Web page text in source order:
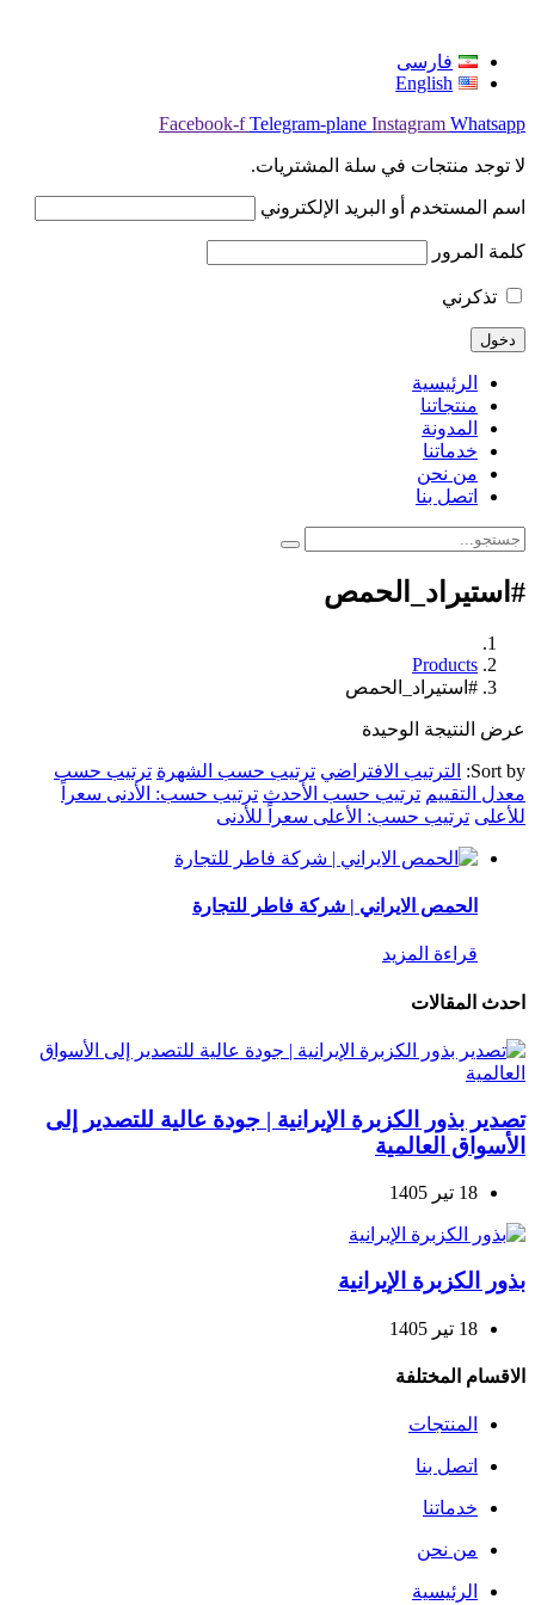
فارسی
English
Facebook-f Telegram-plane Instagram Whatsapp
لا توجد منتجات في سلة المشتريات.
اسم المستخدم أو البريد الإلكتروني
كلمة المرور
تذكرني
الرئيسية
منتجاتنا
المدونة
خدماتنا
من نحن
اتصل بنا
#استيراد_الحمص
Products
#استيراد_الحمص
عرض النتيجة الوحيدة
Sort by: الترتيب الافتراضي ترتيب حسب الشهرة ترتيب حسب
معدل التقييم ترتيب حسب الأحدث ترتيب حسب: الأدنى سعراً
للأعلى ترتيب حسب: الأعلى سعراً للأدنى
الحمص الايراني | شركة فاطر للتجارة
قراءة المزيد
احدث المقالات
تصدير بذور الكزبرة الإيرانية | جودة عالية للتصدير إلى
الأسواق العالمية
18 تیر 1405
بذور الكزبرة الإيرانية
18 تیر 1405
الاقسام المختلفة
المنتجات
اتصل بنا
خدماتنا
من نحن
الرئيسية